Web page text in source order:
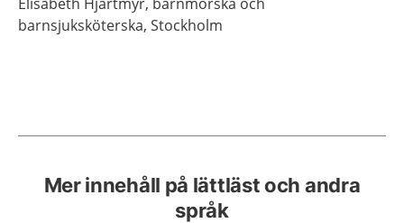
barnsjuksköterska, Stockholm
Mer innehåll på lättläst och andra
språk